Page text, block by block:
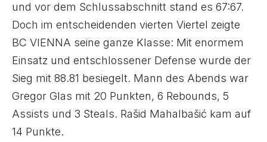
und vor dem Schlussabschnitt stand es 67:67.
Doch im entscheidenden vierten Viertel zeigte
BC VIENNA seine ganze Klasse: Mit enormem
Einsatz und entschlossener Defense wurde der
Sieg mit 88.81 besiegelt. Mann des Abends war
Gregor Glas mit 20 Punkten, 6 Rebounds, 5
Assists und 3 Steals. Rašid Mahalbašić kam auf
14 Punkte.